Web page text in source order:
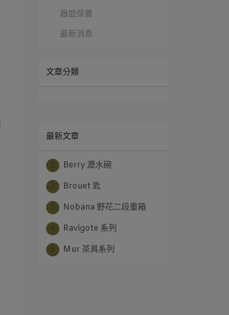
器皿保養
最新消息
文章分類
最新文章
Berry 瀝水碗
Brouet 匙
Nobana 野花二段重箱
Ravigote 系列
Mur 茶具系列